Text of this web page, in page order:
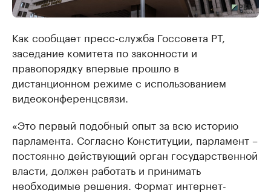
Как сообщает пресс-служба Госсовета РТ,
заседание комитета по законности и
правопорядку впервые прошло в
дистанционном режиме с использованием
видеоконференцсвязи.
«Это первый подобный опыт за всю историю
парламента. Согласно Конституции, парламент –
постоянно действующий орган государственной
власти, должен работать и принимать
необходимые решения. Формат интернет-